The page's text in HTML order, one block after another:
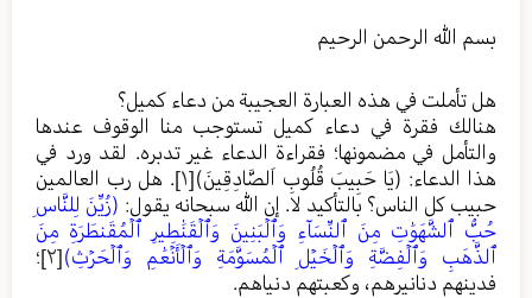
بسم الله الرحمن الرحيم
هل تأملت في هذه العبارة العجيبة من دعاء كميل؟
هنالك فقرة في دعاء كميل تستوجب منا الوقوف عندها
والتأمل في مضمونها؛ فقراءة الدعاء غير تدبره. لقد ورد في
هذا الدعاء: (يَا حَبِيبَ قُلُوبِ اَلصَّادِقِينَ)[١] . هل رب العالمين
حبيب كل الناس؟ بالتأكيد لا. إن الله سبحانه يقول: (زُيِّنَ لِلنَّاسِ
حُبُّ ٱلشَّهَوَٰتِ مِنَ ٱلنِّسَآءِ وَٱلۡبَنِينَ وَٱلۡقَنَٰطِيرِ ٱلۡمُقَنطَرَةِ مِنَ
ٱلذَّهَبِ وَٱلۡفِضَّةِ وَٱلۡخَيۡلِ ٱلۡمُسَوَّمَةِ وَٱلۡأَنۡعَٰمِ وَٱلۡحَرۡثِ)[٢]
؛
فدينهم دنانيرهم، وكعبتهم دنياهم.